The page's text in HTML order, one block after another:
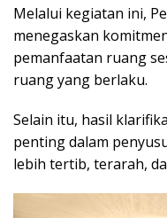
Melalui kegiatan ini,
menegaskan
pemanfaatan ruang
ruang yang berlaku.
Selain itu, hasil
penting dalam
lebih tertib, terarah,